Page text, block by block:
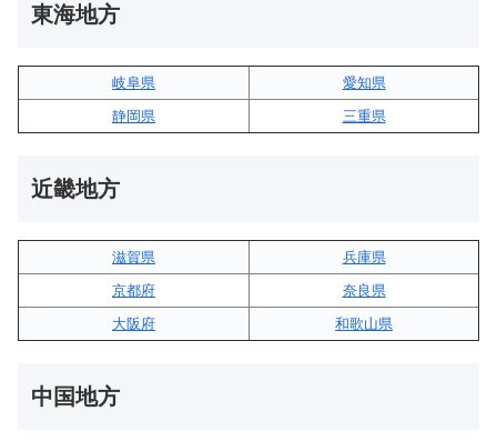
東海地方
岐阜県
愛知県
静岡県
三重県
近畿地方
滋賀県
兵庫県
京都府
奈良県
大阪府
和歌山県
中国地方